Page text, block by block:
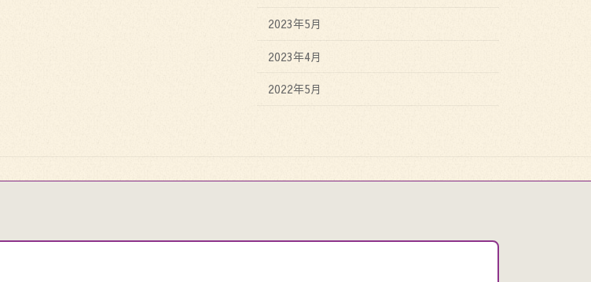
2023年5月
2023年4月
2022年5月